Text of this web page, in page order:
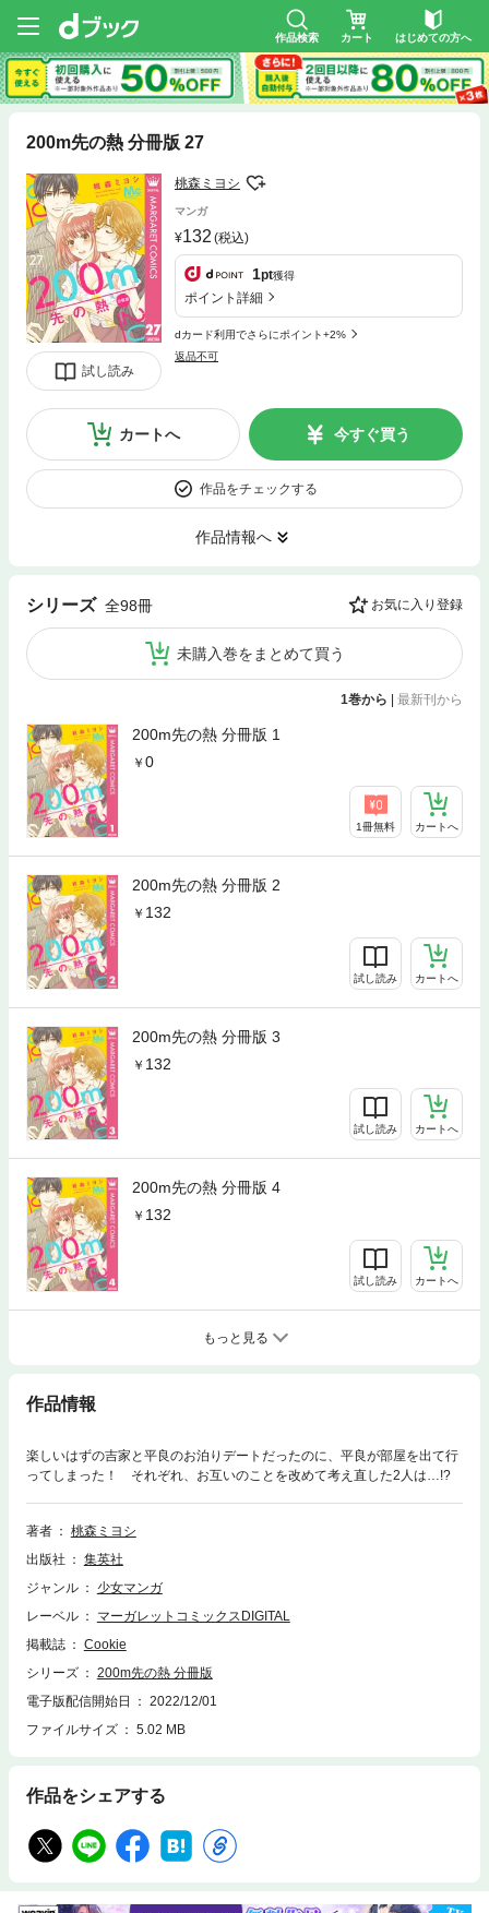
作品検索 カート はじめての方へ
200m先の熱 分冊版 27
試し読み
桃森ミヨシ
マンガ
132 (税込)
1pt獲得
ポイント詳細
dカード利用でさらにポイント+2%
返品不可
カートへ 今すぐ買う
作品をチェックする
作品情報へ
シリーズ 全98冊 お気に入り登録
未購入巻をまとめて買う
1巻から | 最新刊から
200m先の熱 分冊版 1
0
1冊無料 カートへ
200m先の熱 分冊版 2
132
試し読み カートへ
200m先の熱 分冊版 3
132
試し読み カートへ
200m先の熱 分冊版 4
132
試し読み カートへ
もっと見る
作品情報
楽しいはずの吉家と平良のお泊りデートだったのに、平良が部屋を出て行
ってしまった！ それぞれ、お互いのことを改めて考え直した2人は…!?
著者
桃森ミヨシ
出版社
集英社
ジャンル
少女マンガ
レーベル
マーガレットコミックスDIGITAL
掲載誌
Cookie
シリーズ
200m先の熱 分冊版
電子版配信開始日
2022/12/01
ファイルサイズ
5.02 MB
作品をシェアする